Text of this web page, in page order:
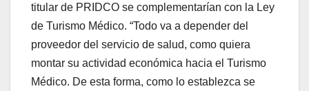
titular de PRIDCO se complementarían con la Ley
de Turismo Médico. “Todo va a depender del
proveedor del servicio de salud, como quiera
montar su actividad económica hacia el Turismo
Médico. De esta forma, como lo establezca se